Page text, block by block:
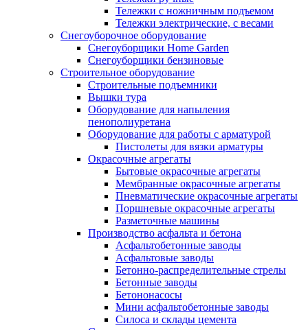
Тележки с ножничным подъемом
Тележки электрические, с весами
Снегоуборочное оборудование
Снегоуборщики Home Garden
Снегоуборщики бензиновые
Строительное оборудование
Cтроительные подъемники
Вышки тура
Оборудование для напыления
пенополиуретана
Оборудование для работы с арматурой
Пистолеты для вязки арматуры
Окрасочные агрегаты
Бытовые окрасочные агрегаты
Мембранные окрасочные агрегаты
Пневматические окрасочные агрегаты
Поршневые окрасочные агрегаты
Разметочные машины
Производство асфальта и бетона
Асфальтобетонные заводы
Асфальтовые заводы
Бетонно-распределительные стрелы
Бетонные заводы
Бетононасосы
Мини асфальтобетонные заводы
Силоса и склады цемента